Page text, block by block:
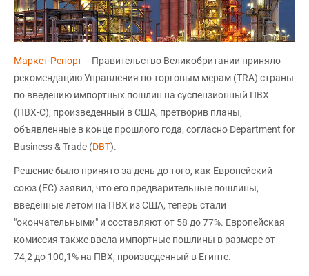
Маркет Репорт-- Правительство Великобритании приняло
рекомендацию Управления по торговым мерам (TRA) страны
по введению импортных пошлин на суспензионный ПВХ
(ПВХ-С), произведенный в США, претворив планы,
объявленные в конце прошлого года, согласно Department for
Business & Trade (DBT).
Решение было принято за день до того, как Европейский
союз (ЕС) заявил, что его предварительные пошлины,
введенные летом на ПВХ из США, теперь стали
"окончательными" и составляют от 58 до 77%. Европейская
комиссия также ввела импортные пошлины в размере от
74,2 до 100,1% на ПВХ, произведенный в Египте.